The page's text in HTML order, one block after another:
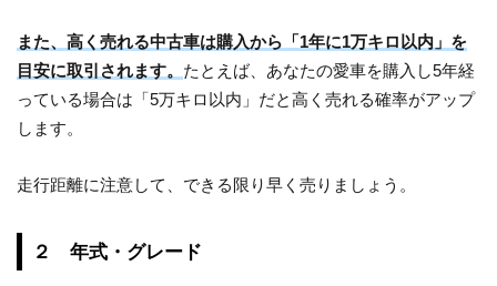
また、高く売れる中古車は購入から「1年に1万キロ以内」を
目安に取引されます。 たとえば、あなたの愛車を購入し5年経
っている場合は「5万キロ以内」だと高く売れる確率がアップ
します。
走行距離に注意して、できる限り早く売りましょう。
２ 年式・グレード